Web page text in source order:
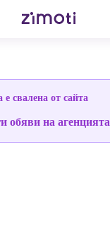
е свалена от сайта
обяви на агенцията